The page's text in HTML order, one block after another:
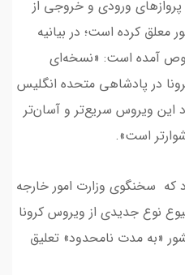
کشور هلند تا ‌تاریخ ۱ ژانویه ۲۰۲۱ پروازهای ورودی و خروجی از
معلق کرده است؛ در بیانیه
آمده است: «نسخه‌ای
در پادشاهی متحده انگلیس
ویروس سریع‌تر و آسان‌تر
است‌».
که سخنگوی وزارت امور خارجه
نوع جدیدی از ویروس کرونا
«به مدت نامحدود» تعلیق